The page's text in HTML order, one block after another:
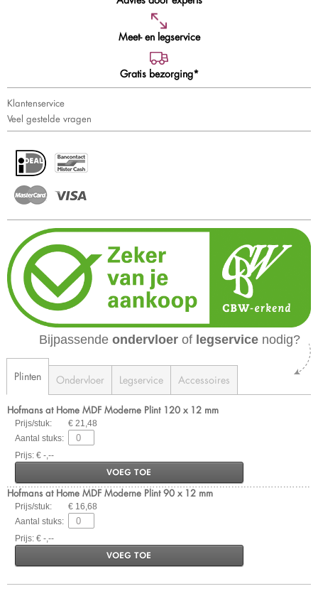
Meet- en legservice
Gratis bezorging*
Klantenservice
Veel gestelde vragen
Bijpassende ondervloer of legservice nodig?
Plinten Ondervloer Legservice Accessoires
Hofmans at Home MDF Moderne Plint 120 x 12 mm
Prijs/stuk:
€ 21,48
Aantal stuks:
Prijs: € -,--
VOEG TOE
Hofmans at Home MDF Moderne Plint 90 x 12 mm
Prijs/stuk:
€ 16,68
Aantal stuks:
Prijs: € -,--
VOEG TOE